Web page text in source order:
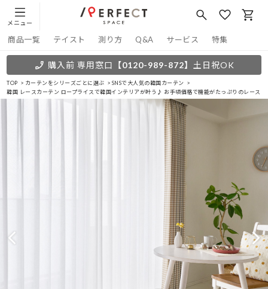
メニュー
商品一覧 テイスト 測り方 Q&A サービス 特集
購入前 専用窓口 【0120-989-872】 土日祝OK
TOP カーテンをシリーズごとに選ぶ
SNSで大人気の韓国カーテン
韓国 レースカーテン ロープライスで韓国インテリアが叶う♪ お手頃価格で機能がたっぷりのレース